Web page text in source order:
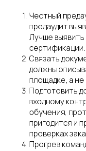
Честный
предаудит
Лучше
сертификации.
Связать
должны
площадке, а не
Подготовить
входному
обучения,
пригодится и
проверках
Прогрев